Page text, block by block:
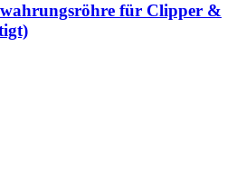
für Clipper &